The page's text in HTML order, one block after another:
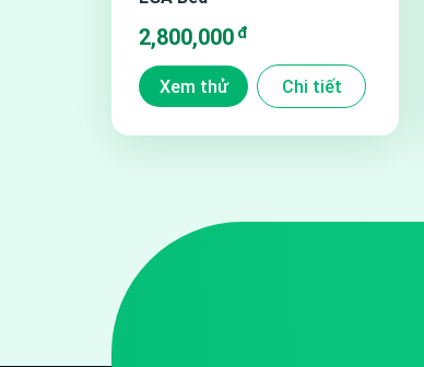
tìm thấy bất kỳ sản phẩm nào, dù cho
4. Website thiết kế sản phẩm theo dạng
2,800,000đ
Xem thử Chi tiết